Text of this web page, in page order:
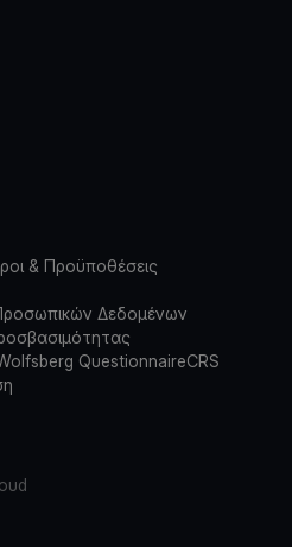
& Προϋποθέσεις
Δεδομένων
QuestionnaireCRS